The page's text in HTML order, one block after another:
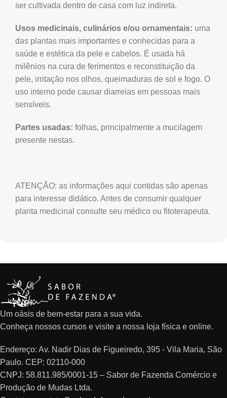
ser cultivada dentro de casa com luz indireta.
Usos medicinais, culinários e/ou ornamentais: uma
das plantas mais importantes e conhecidas para a
saúde e estética da pele e cabelos. É usada há
milênios na cura de ferimentos e reconstituição da
pele, irritação nos olhos, queimaduras de sol e fogo. O
uso interno pode causar diarreias em pessoas mais
sensíveis.
Partes usadas: folhas, principalmente a mucilagem
presente nestas.
ATENÇÃO: as informações aqui contidas são apenas
para interesse didático. Antes de consumir qualquer
planta medicinal consulte seu médico ou fitoterapeuta.
Um oásis de bem-estar para a sua vida.
Conheça nossos cursos e visite a nossa loja física e online.
Endereço: Av. Nadir Dias de Figueiredo, 395 - Vila Maria, São
Paulo. CEP: 02110-000
CNPJ: 58.811.985/0001-15 – Sabor de Fazenda Comércio e
Produção de Mudas Ltda.